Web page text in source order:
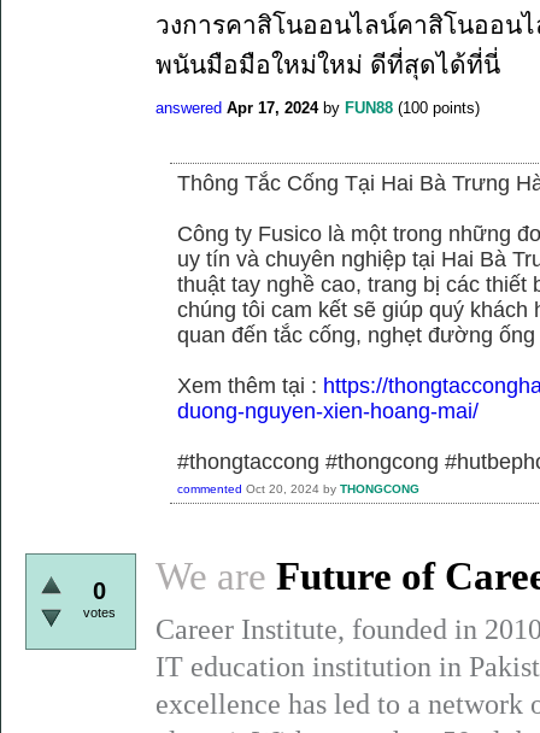
วงการคาสิโนออนไลน์คาสิโนออน
พนันมือมือใหม่ใหม่ ดีที่สุดได้ที่นี่
answered Apr 17, 2024 by FUN88 (100 points)
Thông Tắc Cống Tại Hai Bà Trưng
Công ty Fusico là một trong những
uy tín và chuyên nghiệp tại Hai Bà
thuật tay nghề cao, trang bị các thiết
chúng tôi cam kết sẽ giúp quý
quan đến tắc cống, nghẹt đường
Xem thêm tại : https://
duong-nguyen-xien-hoang-mai/
#thongtaccong #thongcong
commented Oct 20, 2024 by THONGCONG
0
votes
We are Future of
Career Institute, founded in
IT education institution in
excellence has led to a network